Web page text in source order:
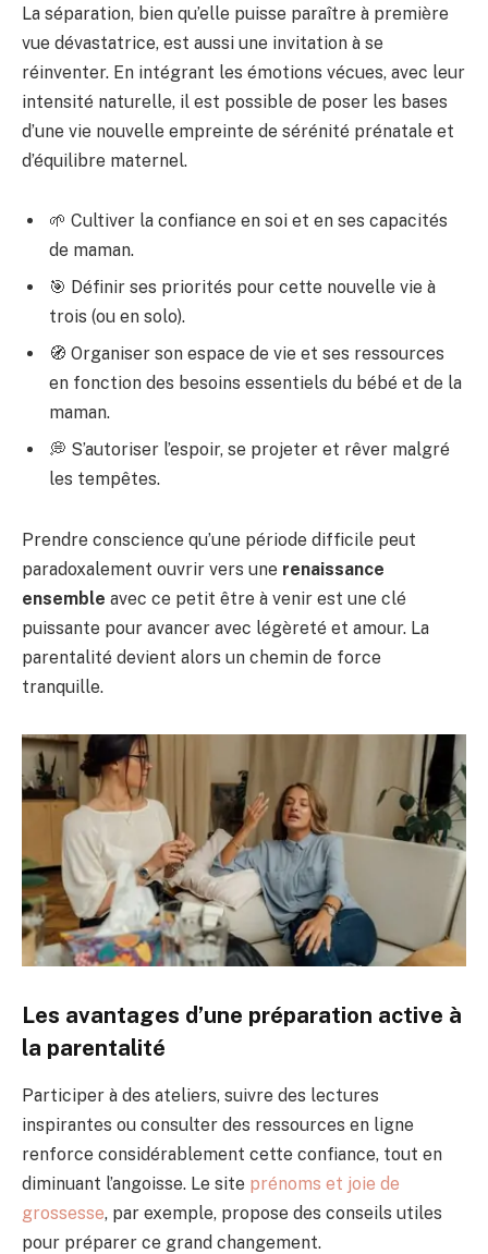
La séparation, bien qu’elle puisse paraître à première
vue dévastatrice, est aussi une invitation à se
réinventer. En intégrant les émotions vécues, avec leur
intensité naturelle, il est possible de poser les bases
d’une vie nouvelle empreinte de sérénité prénatale et
d’équilibre maternel.
🌱 Cultiver la confiance en soi et en ses capacités
de maman.
🎯 Définir ses priorités pour cette nouvelle vie à
trois (ou en solo).
🧭 Organiser son espace de vie et ses ressources
en fonction des besoins essentiels du bébé et de la
maman.
💭 S’autoriser l’espoir, se projeter et rêver malgré
les tempêtes.
Prendre conscience qu’une période difficile peut
paradoxalement ouvrir vers une renaissance
ensemble avec ce petit être à venir est une clé
puissante pour avancer avec légèreté et amour. La
parentalité devient alors un chemin de force
tranquille.
Les avantages d’une préparation active à
la parentalité
Participer à des ateliers, suivre des lectures
inspirantes ou consulter des ressources en ligne
renforce considérablement cette confiance, tout en
diminuant l’angoisse. Le site prénoms et joie de
grossesse, par exemple, propose des conseils utiles
pour préparer ce grand changement.